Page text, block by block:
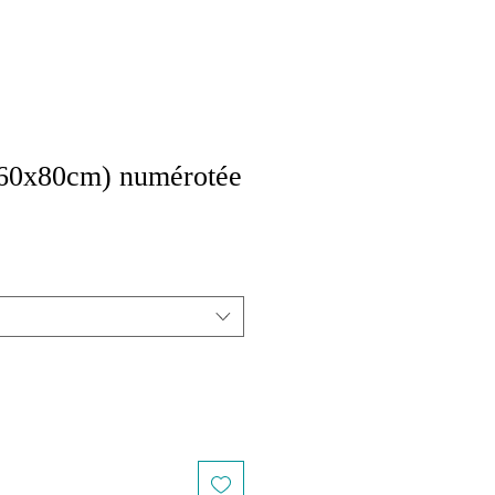
numérotée